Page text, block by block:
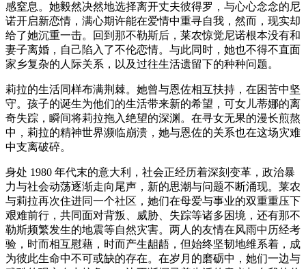
感窒息。她毅然决然地选择离开丈夫彼得罗，与心心念念的尼
诺开启新恋情，满心期许能在爱情中重寻自我，然而，现实却
给了她沉重一击。回到那不勒斯后，莱农惊觉尼诺根本没有和
妻子离婚，自己陷入了不伦恋情。与此同时，她也不得不直面
家乡复杂的人际关系，以及过往生活遗留下的种种问题。
莉拉的生活同样布满荆棘。她曾与恩佐相互扶持，在困苦中坚
守。孩子的诞生为他们的生活带来新的希望，可女儿蒂娜的离
奇失踪，瞬间将莉拉拖入绝望的深渊。在寻女无果的漫长煎熬
中，莉拉的精神世界濒临崩溃，她与恩佐的关系也在这场灾难
中支离破碎。
身处 1980 年代末的意大利，社会正经历着深刻变革，政治暴
力与社会动荡逐渐走向尾声，新的思潮与问题不断涌现。莱农
与莉拉再次住进同一个社区，她们在母爱与事业的双重重压下
艰难前行，共同面对背叛、威胁、失踪等诸多困境，还有那不
勒斯频繁发生的地震等自然灾害。两人的友情在风雨中历经考
验，时而相互慰藉，时而产生龃龉，但始终坚韧地维系着，成
为彼此生命中不可或缺的存在。在岁月的磨砺中，她们一边与